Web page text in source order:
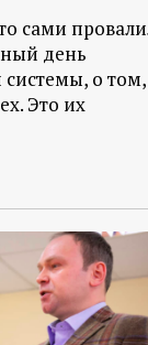
сами
день
системы, о том,
Это их